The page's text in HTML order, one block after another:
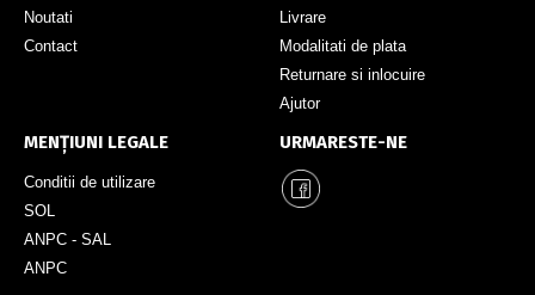
Noutati
Contact
Livrare
Modalitati de plata
Returnare si inlocuire
Ajutor
MENȚIUNI LEGALE
Conditii de utilizare
SOL
ANPC - SAL
ANPC
URMARESTE-NE